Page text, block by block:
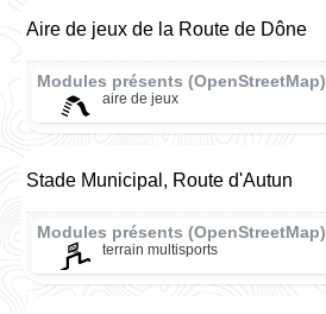
Aire de jeux de la Route de Dône
Modules présents (OpenStreetMap)
aire de jeux
Stade Municipal, Route d'Autun
Modules présents (OpenStreetMap)
terrain multisports